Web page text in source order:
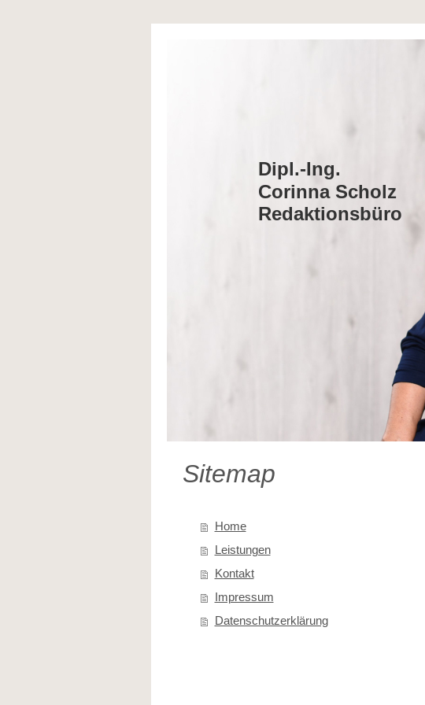
Dipl.-Ing.
Corinna Scholz
Redaktionsbüro
Sitemap
Home
Leistungen
Kontakt
Impressum
Datenschutzerklärung